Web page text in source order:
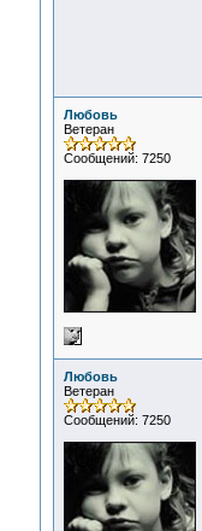
Любовь
Ветеран
Сообщений: 7250
Любовь
Ветеран
Сообщений: 7250